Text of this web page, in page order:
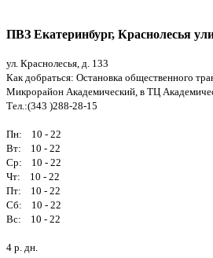
ПВЗ Екатеринбург, Краснолесья
ул. Краснолесья, д. 133
Как добраться: Остановка общественного
Микрорайон Академический, в ТЦ
Тел.:(343 )288-28-15
Пн: 10 - 22
Вт: 10 - 22
Ср: 10 - 22
Чт: 10 - 22
Пт: 10 - 22
Сб: 10 - 22
Вс: 10 - 22
4 р. дн.